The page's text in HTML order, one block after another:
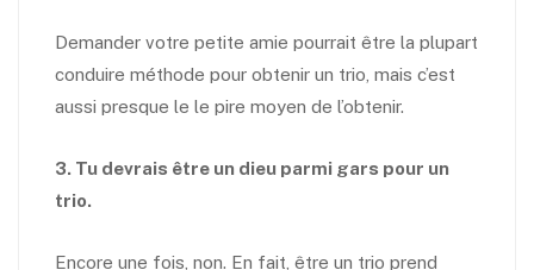
Demander votre petite amie pourrait être la plupart
conduire méthode pour obtenir un trio, mais c’est
aussi presque le le pire moyen de l’obtenir.
3. Tu devrais être un dieu parmi gars pour un
trio.
Encore une fois, non. En fait, être un trio prend